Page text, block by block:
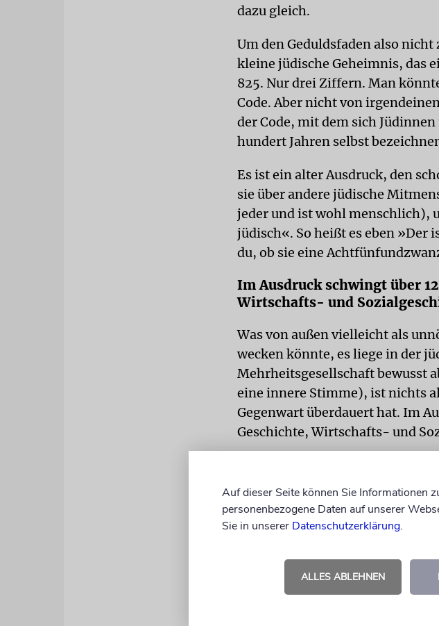
dazu gleich.
Um den Geduldsfaden also
kleine jüdische Geheimnis, das
825. Nur drei Ziffern. Man
Code. Aber nicht von
der Code, mit dem sich
hundert Jahren selbst
Es ist ein alter Ausdruck, den
sie über andere jüdische
jeder und ist wohl menschlich),
jüdisch«. So heißt es eben »Der
du, ob sie eine
Im Ausdruck schwingt über
Wirtschafts- und
Was von außen vielleicht als
wecken könnte, es liege in der
Mehrheitsgesellschaft bewusst
eine innere Stimme), ist nichts
Gegenwart überdauert hat. Im
Geschichte, Wirtschafts- und
»Spanisch-Brötli-Bahn«,
(der Name leitet sich übrigens
Gebäck, das damals von
Juden in der Schweiz. Die
Juden erst 1866 die
Auf dieser Seite können Sie Informationen
personenbezogene Daten auf unserer
Sie in unserer Datenschutzerklärung.
ALLES ABLEHNEN